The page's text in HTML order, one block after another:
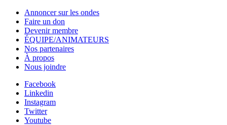
Annoncer sur les ondes
Faire un don
Devenir membre
ÉQUIPE/ANIMATEURS
Nos partenaires
À propos
Nous joindre
Facebook
Linkedin
Instagram
Twitter
Youtube